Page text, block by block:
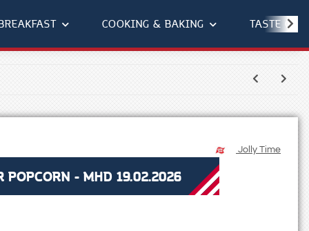
COOKING & BAKING TASTE OF
Jolly Time
POPCORN - MHD 19.02.2026